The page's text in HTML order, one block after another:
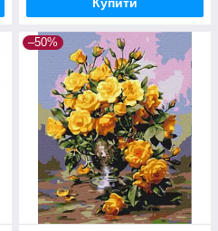
Купити
–50%